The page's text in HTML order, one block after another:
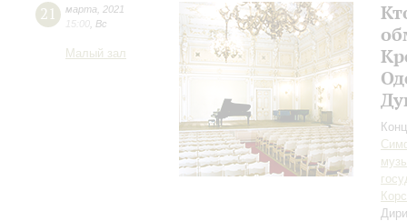
21 марта
2021
15:00 Вс
Малый зал